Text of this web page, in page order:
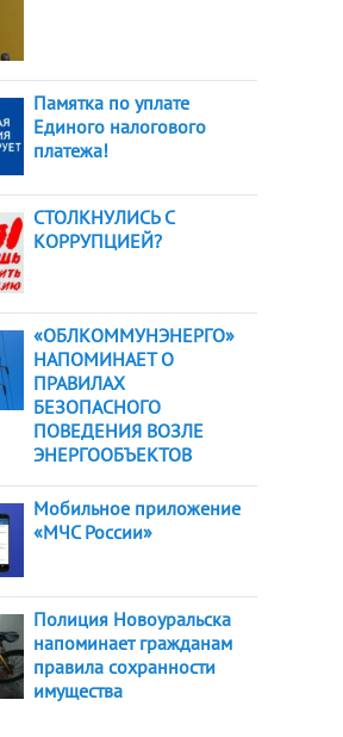
Памятка по уплате
Единого налогового
платежа!
СТОЛКНУЛИСЬ С
КОРРУПЦИЕЙ?
«ОБЛКОММУНЭНЕРГО»
НАПОМИНАЕТ О
ПРАВИЛАХ
БЕЗОПАСНОГО
ПОВЕДЕНИЯ ВОЗЛЕ
ЭНЕРГООБЪЕКТОВ
Мобильное приложение
«МЧС России»
Полиция Новоуральска
напоминает гражданам
правила сохранности
имущества